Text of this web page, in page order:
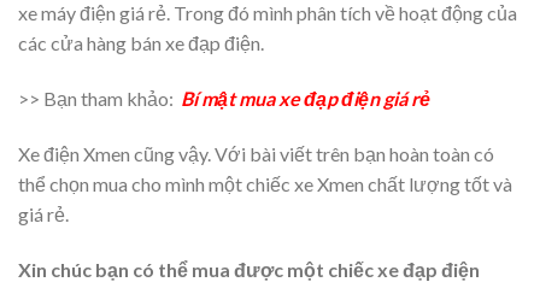
xe máy điện giá rẻ. Trong đó mình phân tích về hoạt động của
các cửa hàng bán xe đạp điện.
>> Bạn tham khảo: Bí mật mua xe đạp điện giá rẻ
Xe điện Xmen cũng vậy. Với bài viết trên bạn hoàn toàn có
thể chọn mua cho mình một chiếc xe Xmen chất lượng tốt và
giá rẻ.
Xin chúc bạn có thể mua được một chiếc xe đạp điện